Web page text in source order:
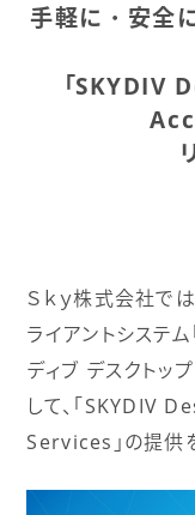
手軽に・安全
「
Ｓｋｙ株式会社で
ライアントシステ
ディブ デスクトッ
して、「
Services」の提供